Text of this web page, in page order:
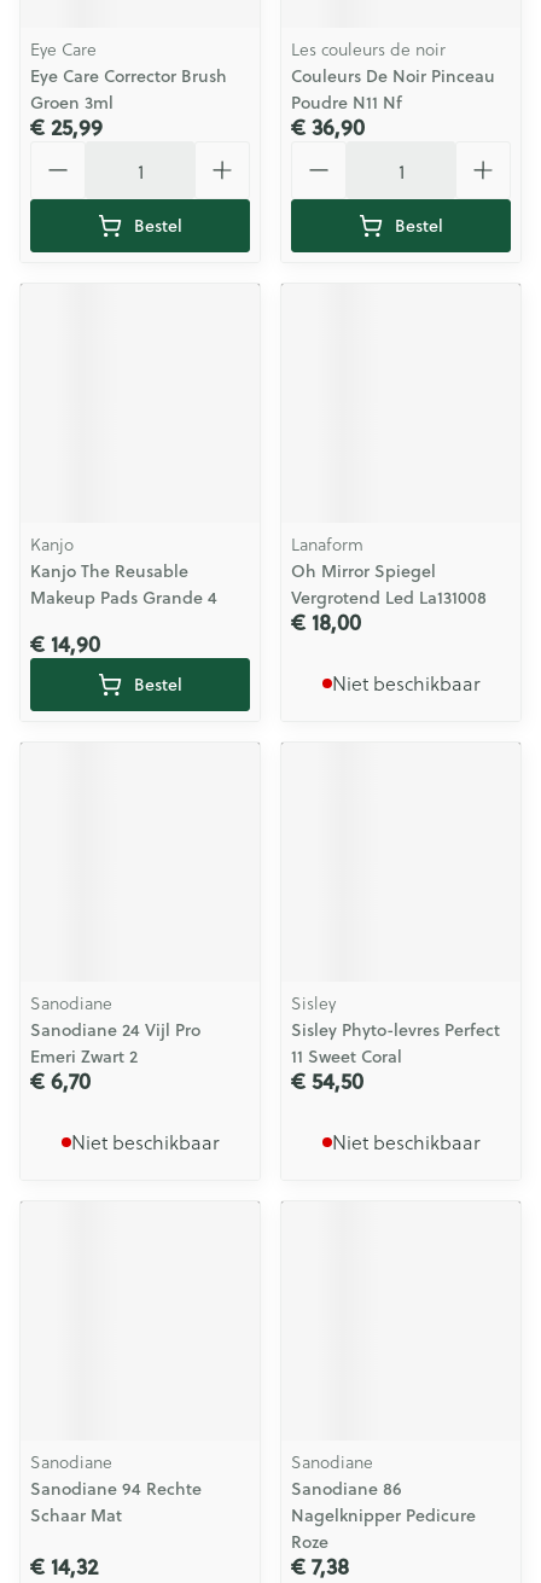
Eye Care
Eye Care Corrector Brush
Groen 3ml
€ 25,99
Bestel
Les couleurs de noir
Couleurs De Noir Pinceau
Poudre N11 Nf
€ 36,90
Bestel
Kanjo
Kanjo The Reusable
Makeup Pads Grande 4
€ 14,90
Bestel
Lanaform
Oh Mirror Spiegel
Vergrotend Led La131008
€ 18,00
Niet beschikbaar
Sanodiane
Sanodiane 24 Vijl Pro
Emeri Zwart 2
€ 6,70
Niet beschikbaar
Sisley
Sisley Phyto-levres Perfect
11 Sweet Coral
€ 54,50
Niet beschikbaar
Sanodiane
Sanodiane 94 Rechte
Schaar Mat
€ 14,32
Sanodiane
Sanodiane 86
Nagelknipper Pedicure
Roze
€ 7,38